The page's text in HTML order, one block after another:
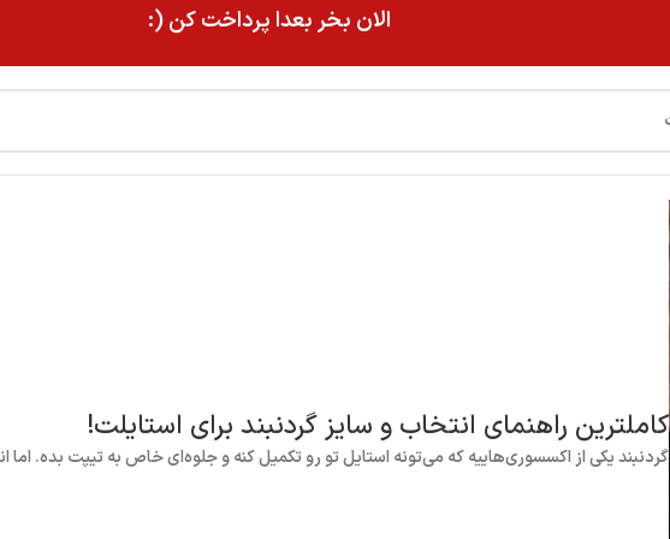
الان بخر بعدا پرداخت کن (:
کاملترین راهنمای انتخاب و سایز گردنبند برای استایلت!
گردنبند یکی از اکسسوری‌هاییه که می‌تونه استایل تو رو تکمیل کنه و جلوه‌ای خاص به تیپت بده. اما